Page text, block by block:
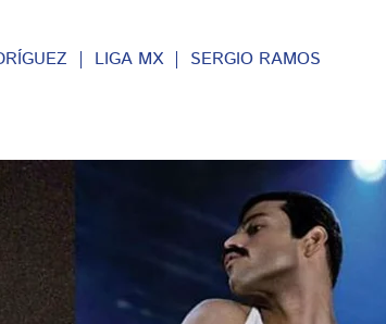
LIGA MX SERGIO RAMOS